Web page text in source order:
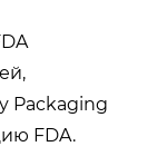
Packaging
FDA.